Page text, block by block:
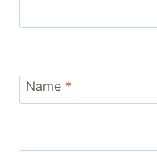
Name *